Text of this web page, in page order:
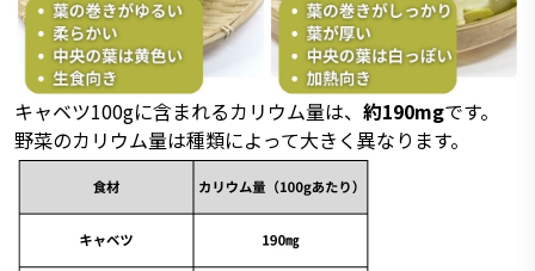
キャベツ100gに含まれるカリウム量は、 約190mgです。
野菜のカリウム量は種類によって大きく異なります。